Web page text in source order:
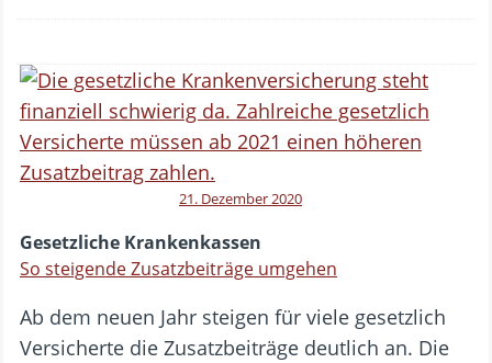
21. Dezember 2020
Gesetzliche Krankenkassen
So steigende Zusatzbeiträge umgehen
Ab dem neuen Jahr steigen für viele gesetzlich
Versicherte die Zusatzbeiträge deutlich an. Die